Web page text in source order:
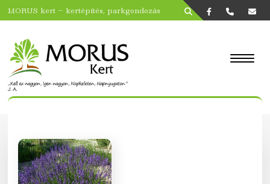
MORUS kert – kertépítés, parkgondozás